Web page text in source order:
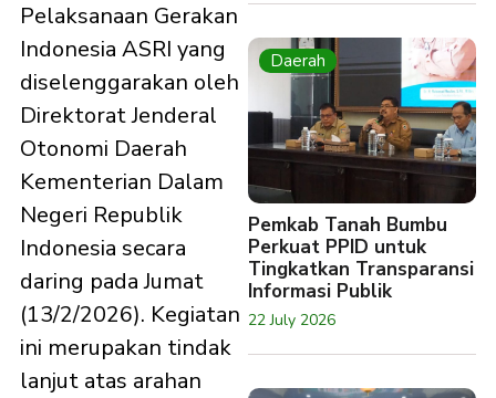
Pelaksanaan Gerakan
Indonesia ASRI yang
diselenggarakan oleh
Direktorat Jenderal
Otonomi Daerah
Kementerian Dalam
Negeri Republik
Indonesia secara
daring pada Jumat
(13/2/2026). Kegiatan
ini merupakan tindak
lanjut atas arahan
Daerah
Pemkab Tanah Bumbu
Perkuat PPID untuk
Tingkatkan Transparansi
Informasi Publik
22 July 2026